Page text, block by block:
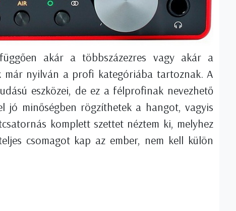
akár a többszázezres vagy akár a
már nyilván a profi kategóriába tartoznak. A
eszközei, de ez a félprofinak nevezhető
jó minőségben rögzíthetek a hangot, vagyis
komplett szettet néztem ki, melyhez
csomagot kap az ember, nem kell külön